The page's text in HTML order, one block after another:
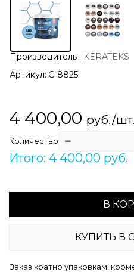
Производитель : KERATEKS
Артикул: С-8825
4 400,00 руб./шт.
Количество
Итого: 4 400,00 руб.
В
КУПИТЬ В
Заказ кратно упаковкам,